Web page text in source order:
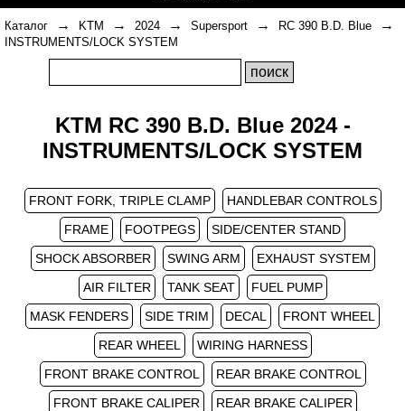
Каталог → KTM → 2024 → Supersport → RC 390 B.D. Blue →
INSTRUMENTS/LOCK SYSTEM
KTM RC 390 B.D. Blue 2024 -
INSTRUMENTS/LOCK SYSTEM
FRONT FORK, TRIPLE CLAMP
HANDLEBAR CONTROLS
FRAME
FOOTPEGS
SIDE/CENTER STAND
SHOCK ABSORBER
SWING ARM
EXHAUST SYSTEM
AIR FILTER
TANK SEAT
FUEL PUMP
MASK FENDERS
SIDE TRIM DECAL
FRONT WHEEL
REAR WHEEL
WIRING HARNESS
FRONT BRAKE CONTROL
REAR BRAKE CONTROL
FRONT BRAKE CALIPER
REAR BRAKE CALIPER